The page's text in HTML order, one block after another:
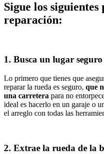
Sigue los siguientes
reparación:
1. Busca un lugar seguro
Lo primero que tienes que
reparar la rueda es seguro, que
una carretera para no
ideal es hacerlo en un garaje o
el arreglo con todas las
2. Extrae la rueda de la